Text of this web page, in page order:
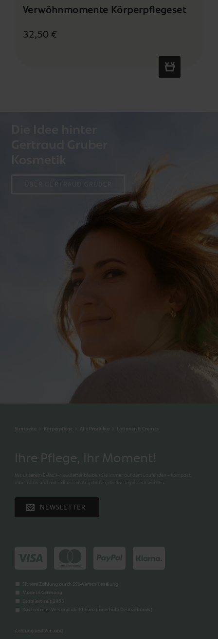
Verwöhnmomente Körperpflegeset
32,50 €
Startseite Körperpflege Alle Produkte Lotionen & Cremes
Sichere Zahlung durch SSL-Verschlüsselung
Made in Germany
Etabliert seit 1955
Kostenfreier Versand ab 40 Euro (innerhalb Deutschlands)
Zahlung und Versand
Ihre Pflege, Ihr Moment!
Mit unserem E-Mail-Newsletter bleiben Sie immer auf dem Laufenden – kompakt,
informativ und mit exklusiven Angeboten, die Sie begeistern werden.
NEWSLETTER